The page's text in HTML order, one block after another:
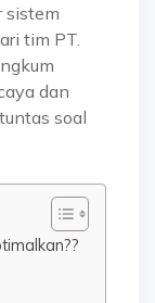
sistem
tim PT.
dan
soal